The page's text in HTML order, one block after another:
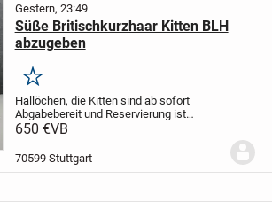
Gestern, 23:49
Süße Britischkurzhaar Kitten BLH
abzugeben
Merken
Hallöchen, die Kitten sind ab sofort
Abgabebereit und Reservierung ist
möglich.Am 14. April 2026 hat unsere
Kitten zur Welt gebracht.
650 €VB
70599 Stuttgart